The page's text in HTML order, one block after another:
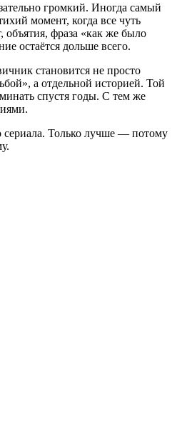
громкий. Иногда самый
момент, когда все чуть
объятия, фраза «как же было
остаётся дольше всего.
становится не просто
а отдельной историей. Той
спустя годы. С тем же
Только лучше — потому